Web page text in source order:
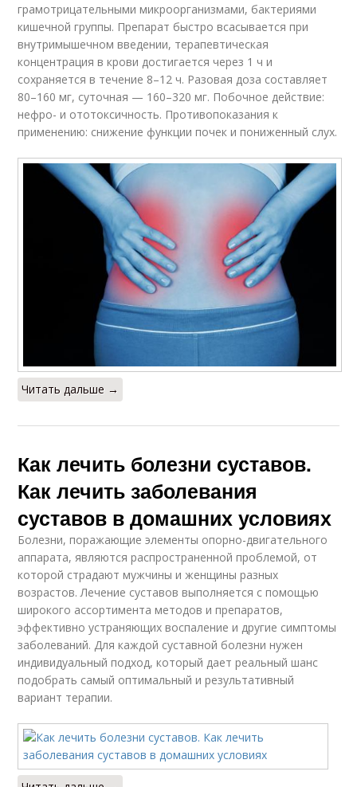
грамотрицательными микроорганизмами, бактериями
кишечной группы. Препарат быстро всасывается при
внутримышечном введении, терапевтическая
концентрация в крови достигается через 1 ч и
сохраняется в течение 8–12 ч. Разовая доза составляет
80–160 мг, суточная — 160–320 мг. Побочное действие:
нефро- и ототоксичность. Противопоказания к
применению: снижение функции почек и пониженный слух.
Читать дальше →
Как лечить болезни суставов.
Как лечить заболевания
суставов в домашних условиях
Болезни, поражающие элементы опорно-двигательного
аппарата, являются распространенной проблемой, от
которой страдают мужчины и женщины разных
возрастов. Лечение суставов выполняется с помощью
широкого ассортимента методов и препаратов,
эффективно устраняющих воспаление и другие симптомы
заболеваний. Для каждой суставной болезни нужен
индивидуальный подход, который дает реальный шанс
подобрать самый оптимальный и результативный
вариант терапии.